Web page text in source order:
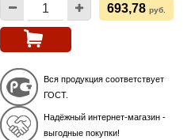
693,78 руб.
Вся продукция соответствует
ГОСТ.
Надёжный интернет-магазин -
выгодные покупки!